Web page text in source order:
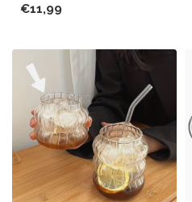
gree...
€11,99